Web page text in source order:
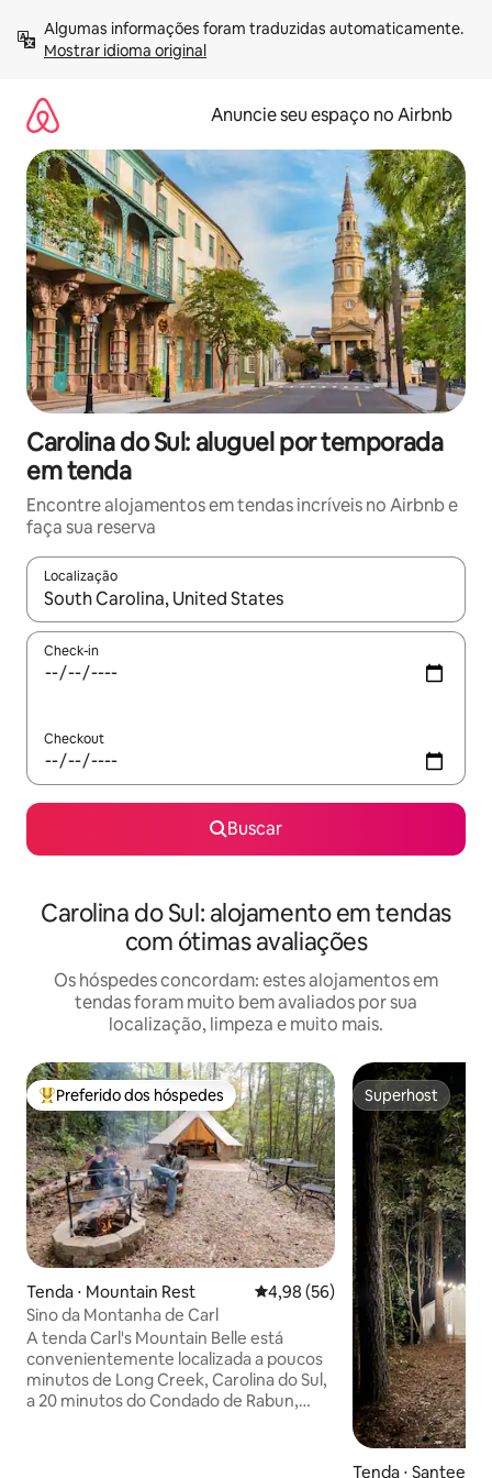
para
Mostrar idioma original
Anuncie seu espaço no Airbnb
Carolina do Sul: aluguel por temporada
em tenda
Encontre alojamentos em tendas incríveis no Airbnb e
faça sua reserva
Localização
Quando os resultados estiverem disponíveis, explore-os
Check-in
Checkout
Buscar
Carolina do Sul: alojamento em tendas
com ótimas avaliações
Os hóspedes concordam: estes alojamentos em
tendas foram muito bem avaliados por sua
localização, limpeza e muito mais.
Entre os melhores preferidos dos hóspedes
Preferido dos hóspedes
Tenda ⋅ Mountain Rest 4,98 de uma avaliação média
4,98 (56)
Sino da Montanha de Carl
A tenda Carl's Mountain Belle está
convenientemente localizada a poucos
minutos de Long Creek, Carolina do Sul,
a 20 minutos do Condado de Rabun,
Superhost
Superhost
Tenda ⋅ Santee